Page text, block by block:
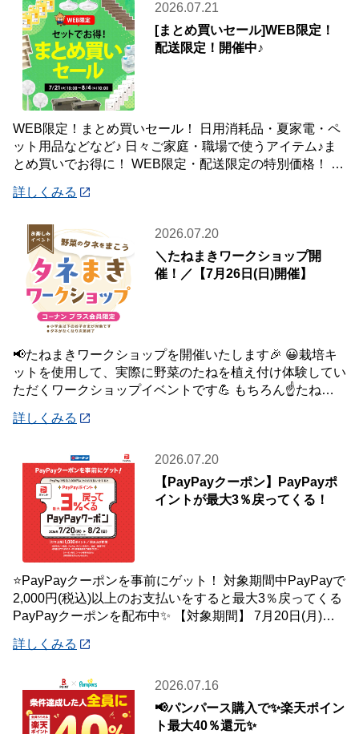
2026.07.21
[まとめ買いセール]WEB限定！
配送限定！開催中♪
WEB限定！まとめ買いセール！ 日用消耗品・夏家電・ペ
ット用品などなど♪ 日々ご家庭・職場で使うアイテム♪ま
とめ買いでお得に！ WEB限定・配送限定の特別価格！ た
詳しくみる
2026.07.20
＼たねまきワークショップ開
催！／【7月26日(日)開催】
📢たねまきワークショップを開催いたします🎉 😀栽培キ
ットを使用して、実際に野菜のたねを植え付け体験してい
ただくワークショップイベントです💪 もちろん☝️たねを
詳しくみる
2026.07.20
【PayPayクーポン】PayPayポ
イントが最大3％戻ってくる！
⭐PayPayクーポンを事前にゲット！ 対象期間中PayPayで
2,000円(税込)以上のお支払いをすると最大3％戻ってくる
PayPayクーポンを配布中✨ 【対象期間】 7月20日(月)～8
詳しくみる
2026.07.16
📢パンパース購入で✨楽天ポイン
ト最大40％還元✨